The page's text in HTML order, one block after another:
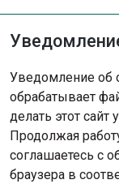
с
Уведомление об
обрабатывает
делать этот сайт
Продолжая
соглашаетесь с
браузера в